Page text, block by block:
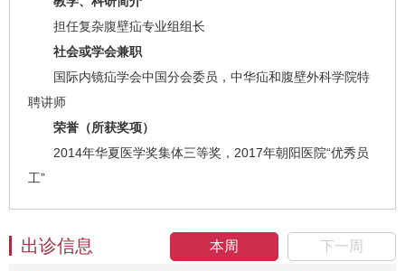
担任复杂腹壁疝专业组组长
社会或学会兼职
国际内镜疝学会中国分会委员，中华疝和腹壁外科学院特
聘讲师
荣誉（所获奖项）
2014年华夏医学奖集体三等奖，2017年朝阳医院“优秀员
工”
本周 下一周
出诊信息